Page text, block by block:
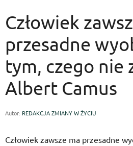
Człowiek
przesadne
tym, czego nie
Albert Camus
Autor: REDAKCJA ZMIANY W ŻYCIU
Człowiek zawsze ma przesadne